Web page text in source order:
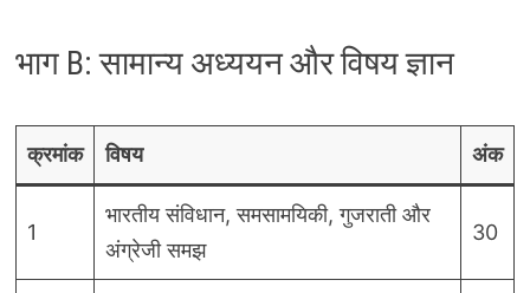
भाग B: सामान्य अध्ययन और विषय ज्ञान
क्रमांक विषय अंक
1
भारतीय संविधान, समसामयिकी, गुजराती और
अंग्रेजी समझ
30